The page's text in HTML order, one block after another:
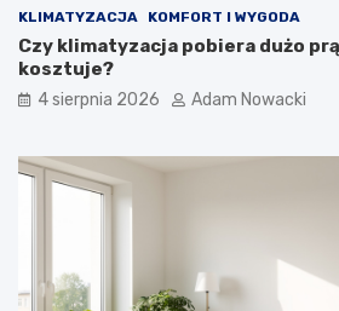
KLIMATYZACJA KOMFORT I WYGODA
Czy klimatyzacja pobiera dużo
kosztuje?
4 sierpnia 2026 Adam Nowacki